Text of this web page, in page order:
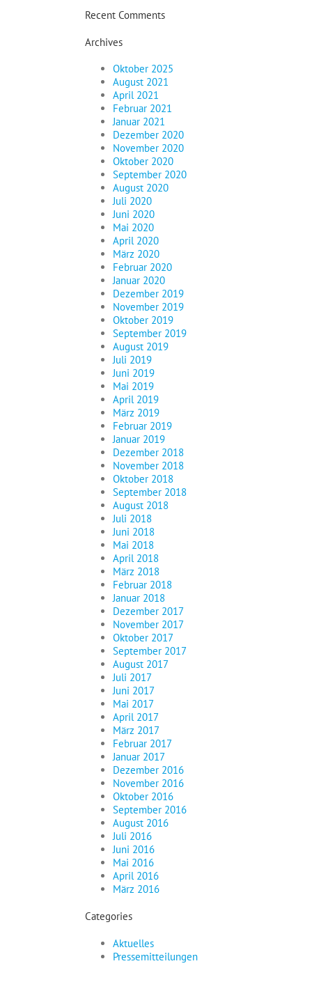
Recent Comments
Archives
Oktober 2025
August 2021
April 2021
Februar 2021
Januar 2021
Dezember 2020
November 2020
Oktober 2020
September 2020
August 2020
Juli 2020
Juni 2020
Mai 2020
April 2020
März 2020
Februar 2020
Januar 2020
Dezember 2019
November 2019
Oktober 2019
September 2019
August 2019
Juli 2019
Juni 2019
Mai 2019
April 2019
März 2019
Februar 2019
Januar 2019
Dezember 2018
November 2018
Oktober 2018
September 2018
August 2018
Juli 2018
Juni 2018
Mai 2018
April 2018
März 2018
Februar 2018
Januar 2018
Dezember 2017
November 2017
Oktober 2017
September 2017
August 2017
Juli 2017
Juni 2017
Mai 2017
April 2017
März 2017
Februar 2017
Januar 2017
Dezember 2016
November 2016
Oktober 2016
September 2016
August 2016
Juli 2016
Juni 2016
Mai 2016
April 2016
März 2016
Categories
Aktuelles
Pressemitteilungen